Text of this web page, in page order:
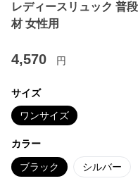
レディースリュック 普
材 女性用
4,570 円
サイズ
ワンサイズ
カラー
ブラック シルバー